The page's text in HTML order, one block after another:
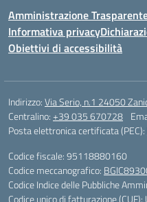
Amministrazione
Informativa privacy
Obiettivi di accessibilità
Indirizzo:Via Serio, n.1 24050
Centralino:+39 035 670728
Posta elettronica certificata (PEC):
Codice fiscale: 95118880160
Codice meccanografico:
Codice Indice delle Pubbliche
Codice unico di fatturazione (CUF):